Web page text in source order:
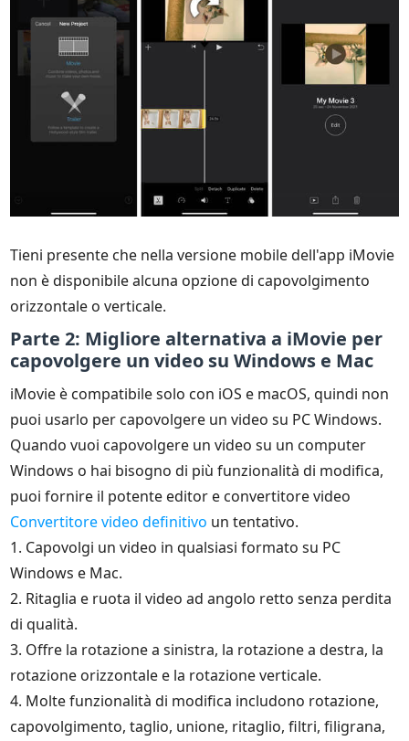
Tieni presente che nella versione mobile dell'app iMovie
non è disponibile alcuna opzione di capovolgimento
orizzontale o verticale.
Parte 2: Migliore alternativa a iMovie per
capovolgere un video su Windows e Mac
iMovie è compatibile solo con iOS e macOS, quindi non
puoi usarlo per capovolgere un video su PC Windows.
Quando vuoi capovolgere un video su un computer
Windows o hai bisogno di più funzionalità di modifica,
puoi fornire il potente editor e convertitore video
Convertitore video definitivo un tentativo.
1. Capovolgi un video in qualsiasi formato su PC
Windows e Mac.
2. Ritaglia e ruota il video ad angolo retto senza perdita
di qualità.
3. Offre la rotazione a sinistra, la rotazione a destra, la
rotazione orizzontale e la rotazione verticale.
4. Molte funzionalità di modifica includono rotazione,
capovolgimento, taglio, unione, ritaglio, filtri, filigrana,